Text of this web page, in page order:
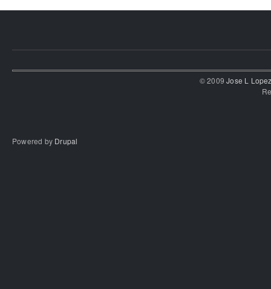
© 2009Jose L
Powered by Drupal